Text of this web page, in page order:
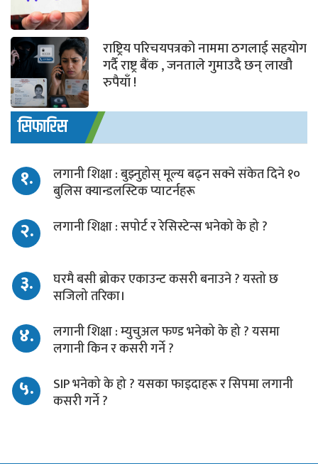
राष्ट्रिय परिचयपत्रको नाममा ठगलाई सहयोग
गर्दै राष्ट्र बैंक , जनताले गुमाउदै छन् लाखौ
रुपैयाँ !
सिफारिस
१.
लगानी शिक्षा : बुझ्नुहोस् मूल्य बढ्न सक्ने संकेत दिने १०
बुलिस क्यान्डलस्टिक प्याटर्नहरू
२. लगानी शिक्षा : सपोर्ट र रेसिस्टेन्स भनेको के हो ?
३.
घरमै बसी ब्रोकर एकाउन्ट कसरी बनाउने ? यस्तो छ
सजिलो तरिका।
४.
लगानी शिक्षा : म्युचुअल फण्ड भनेको के हो ? यसमा
लगानी किन र कसरी गर्ने ?
५.
SIP भनेको के हो ? यसका फाइदाहरू र सिपमा लगानी
कसरी गर्ने ?